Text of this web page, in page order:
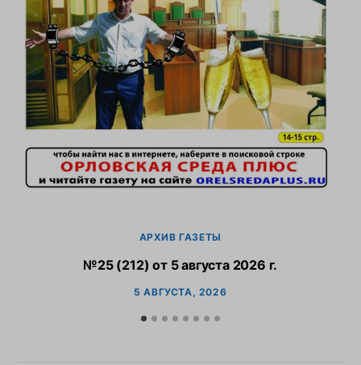
АРХИВ ГАЗЕТЫ
№25 (212) от 5 августа 2026 г.
5 АВГУСТА, 2026